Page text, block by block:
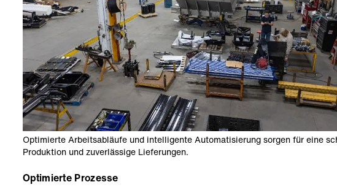
Optimierte Arbeitsabläufe und intelligente Automatisierung sorgen für eine
Produktion und zuverlässige Lieferungen.
Optimierte Prozesse